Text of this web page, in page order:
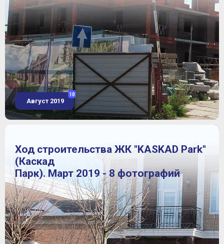
Август 2019
10
Ход строительства ЖК "KASKAD Park"
(Каскад
Парк). Март 2019 - 8 фотографий